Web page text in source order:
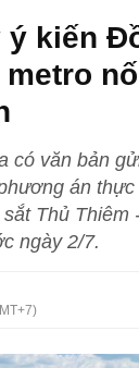
ý kiến
có văn bản
án
Thủ Thiêm
ngày 2/7.